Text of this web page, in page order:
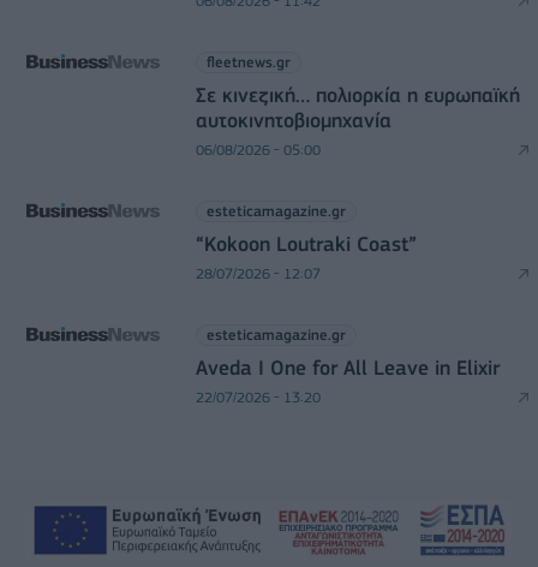
fleetnews.gr
Σε κινεζική… πολιορκία η ευρωπαϊκή
αυτοκινητοβιομηχανία
06/08/2026 - 05:00
esteticamagazine.gr
“Kokoon Loutraki Coast”
28/07/2026 - 12:07
esteticamagazine.gr
Aveda I One for All Leave in Elixir
22/07/2026 - 13:20